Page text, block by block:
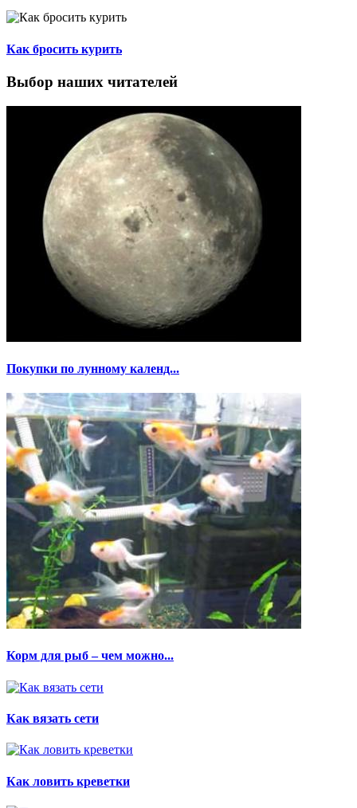
Как бросить курить
Выбор наших читателей
Покупки по лунному календ...
Корм для рыб – чем можно...
Как вязать сети
Как ловить креветки